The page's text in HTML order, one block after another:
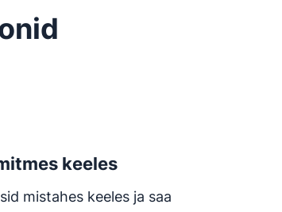
keeles
mistahes keeles ja saa